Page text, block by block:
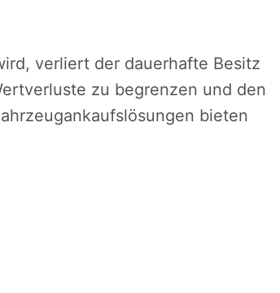
verliert der dauerhafte Besitz
zu begrenzen und den
bieten